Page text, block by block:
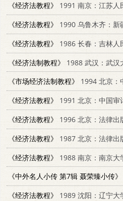
《经济法教程》
1991 南京：江苏
《经济法教程》
1990 乌鲁木齐：
《经济法教程》
1986 长春：吉林人
《经济法制教程》
1988 武汉：武汉
《市场经济法制教程》
1994 北京：
《经济法教程》
1991 北京：中国
《经济法教程》
1996 北京：法律
《经济法教程》
1987 北京：法律
《经济法教程》
1988 南京：南京
《中外名人小传 第7辑 聂荣臻小传》
《经济法教程》
1989 沈阳：辽宁